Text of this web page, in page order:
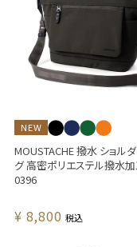
NEW
MOUSTACHE 撥水 ショル
グ 高密ポリエステル撥水
0396
¥ 8,800 税込